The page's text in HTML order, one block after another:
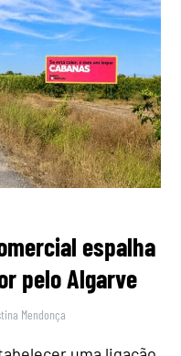
espalha
pelo Algarve
Mendonça